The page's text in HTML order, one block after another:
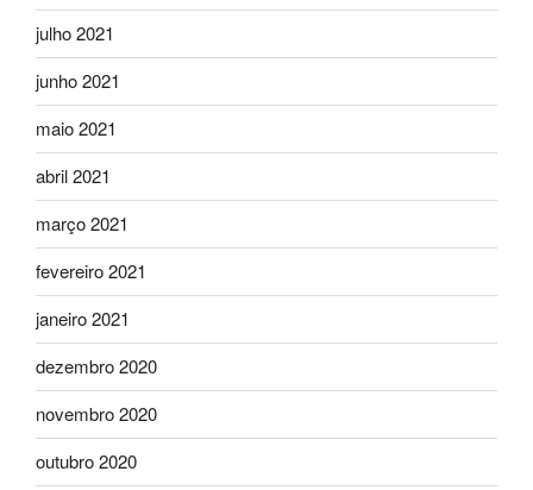
julho 2021
junho 2021
maio 2021
abril 2021
março 2021
fevereiro 2021
janeiro 2021
dezembro 2020
novembro 2020
outubro 2020